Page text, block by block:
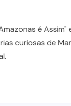
é Assim"
curiosas de